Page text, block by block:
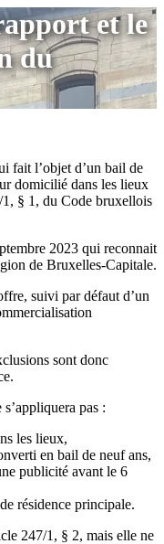
et le
du
fait l’objet d’un bail de
domicilié dans les lieux
1, § 1, du Code bruxellois
2023 qui reconnait
de Bruxelles-Capitale.
suivi par défaut d’un
sont donc
pas :
les lieux,
en bail de neuf ans,
publicité avant le 6
résidence principale.
247/1, § 2, mais elle ne